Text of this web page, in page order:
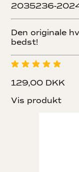
2035236-
Den originale
bedst!
129,00 DKK
Vis produkt